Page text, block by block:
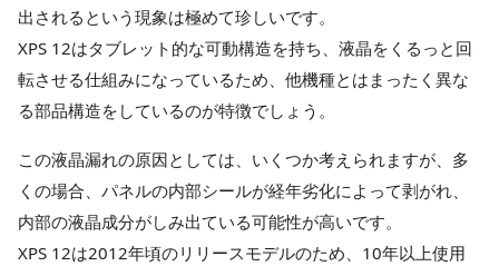
出されるという現象は極めて珍しいです。
XPS 12はタブレット的な可動構造を持ち、液晶をくるっと回
転させる仕組みになっているため、他機種とはまったく異な
る部品構造をしているのが特徴でしょう。
この液晶漏れの原因としては、いくつか考えられますが、多
くの場合、パネルの内部シールが経年劣化によって剥がれ、
内部の液晶成分がしみ出ている可能性が高いです。
XPS 12は2012年頃のリリースモデルのため、10年以上使用